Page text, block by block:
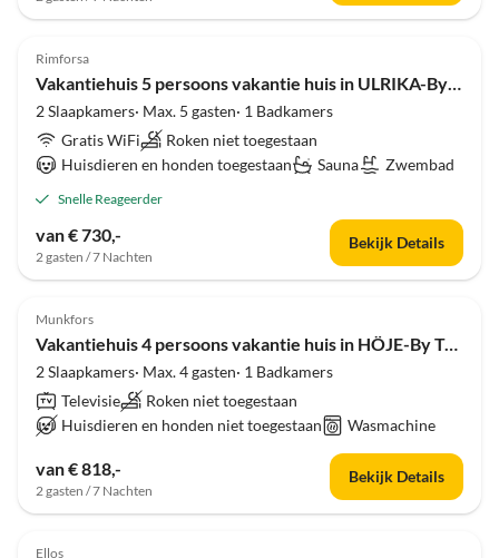
4.0 (7)
Rimforsa
Vakantiehuis 5 persoons vakantie huis in ULRIKA-By Traum
2 Slaapkamers· Max. 5 gasten· 1 Badkamers
Gratis WiFi
Roken niet toegestaan
Huisdieren en honden toegestaan
Sauna Zwembad
Snelle Reageerder
van € 730,-
2 gasten / 7 Nachten
Bekijk Details
4.0 (7)
Munkfors
Vakantiehuis 4 persoons vakantie huis in HÖJE-By Traum
2 Slaapkamers· Max. 4 gasten· 1 Badkamers
Televisie
Roken niet toegestaan
Huisdieren en honden niet toegestaan
Wasmachine
van € 818,-
2 gasten / 7 Nachten
Bekijk Details
4.0 (5)
Ellos